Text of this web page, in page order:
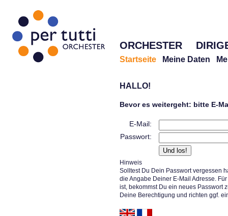
ORCHESTER
Startseite Meine Daten
HALLO!
Bevor es weitergeht: bitte E-
E-Mail:
Passwort:
Hinweis
Solltest Du Dein Passwort vergessen
die Angabe Deiner E-Mail Adresse.
ist, bekommst Du ein neues Passwort
Deine Berechtigung und richten ggf.